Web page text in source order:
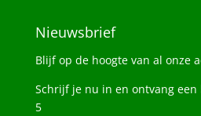
Nieuwsbrief
Blijf op de hoogte van al onze
Schrijf je nu in en ontvang een
5